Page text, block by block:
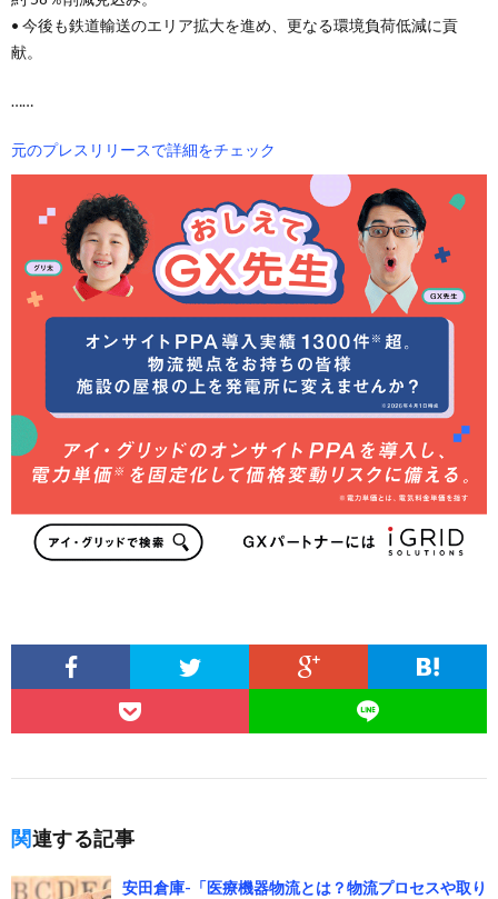
• 今後も鉄道輸送のエリア拡大を進め、更なる環境負荷低減に貢
献。
……
元のプレスリリースで詳細をチェック
関連する記事
安田倉庫-「医療機器物流とは？物流プロセスや取り